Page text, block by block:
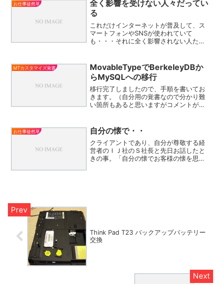
お仕事徒然草
全く影響を受けない人々だってい
る
これだけインターネットが普及して、ス
マートフォンやSNSが使われていて
も・・・それに全く影響されない人たち
それを元にして色々な事を判断している
のかという事を考えていくと...
MTカスタマイズ覚書
MovableTypeでBerkeleyDBか
らMySQLへの移行
移行完了しましたので、手順を書いてお
きます。（自分用の覚書なので分かり難
い箇所もあると思いますがコメントがあ
を使い新規作成ユーザーとパスワードを
控えて...
お仕事徒然草 自分の懐で・・
クライアントであり、自分が尊敬する経
営者のＩＪ社のＳ社長と先日お話したと
きの事。「自分の懐でお客様の懐を思っ
Think Pad T23 バックアップバッテリー
交換